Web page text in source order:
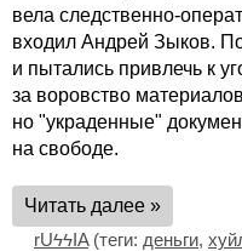
вела следственно-
входил Андрей Зыков.
и пытались привлечь к
за воровство
но "украденные"
на свободе.
Читать далее »
rUϟϟIA(теги: деньги,